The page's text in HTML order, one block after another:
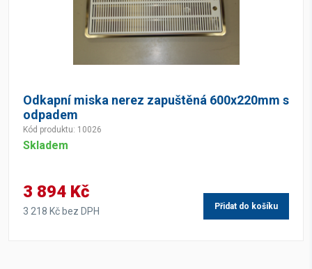
Odkapní miska nerez zapuštěná 600x220mm s
odpadem
Kód produktu: 10026
Skladem
3 894 Kč
3 218 Kč bez DPH Přidat do košíku